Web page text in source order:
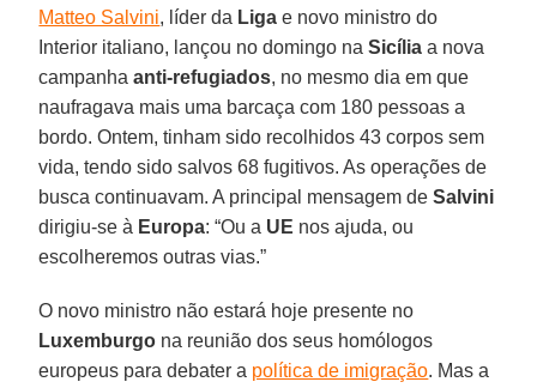
Matteo Salvini, líder da Liga e novo ministro do
Interior italiano, lançou no domingo naSicília a nova
campanhaanti-refugiados, no mesmo dia em que
naufragava mais uma barcaça com 180 pessoas a
bordo. Ontem, tinham sido recolhidos 43 corpos sem
vida, tendo sido salvos 68 fugitivos. As operações de
busca continuavam. A principal mensagem deSalvini
dirigiu-se à Europa: “Ou a UE nos ajuda, ou
escolheremos outras vias.”
O novo ministro não estará hoje presente no
Luxemburgo na reunião dos seus homólogos
europeus para debater a política de imigração. Mas a